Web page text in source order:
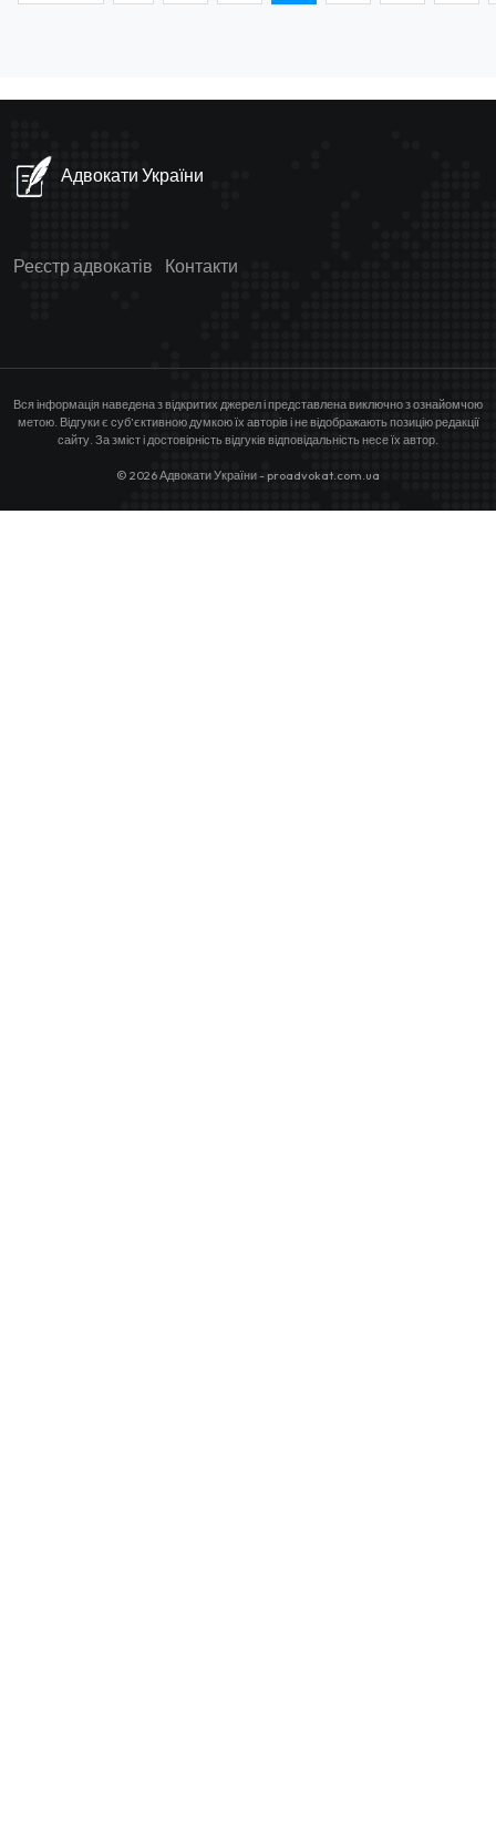
Адвокати України
Реєстр адвокатів Контакти
Вся інформація наведена з відкритих джерел і представлена виключно з ознайомчою
метою. Відгуки є суб’єктивною думкою їх авторів і не відображають позицію редакції
сайту. За зміст і достовірність відгуків відповідальність несе їх автор.
© 2026 Адвокати України - proadvokat.com.ua